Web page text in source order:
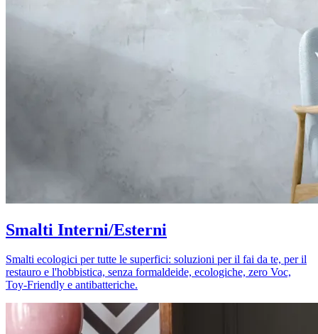
Smalti Interni/Esterni
Smalti ecologici per tutte le superfici: soluzioni per il fai da te, per il
restauro e l'hobbistica, senza formaldeide, ecologiche, zero Voc,
Toy-Friendly e antibatteriche.